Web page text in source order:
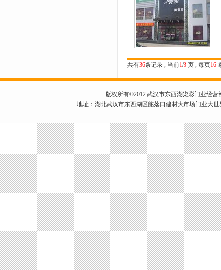
共有36条记录 , 当前1/3 页 , 每页16
版权所有©2012 武汉市东西湖柒彩门业经营
地址：湖北武汉市东西湖区舵落口建材大市场门业大